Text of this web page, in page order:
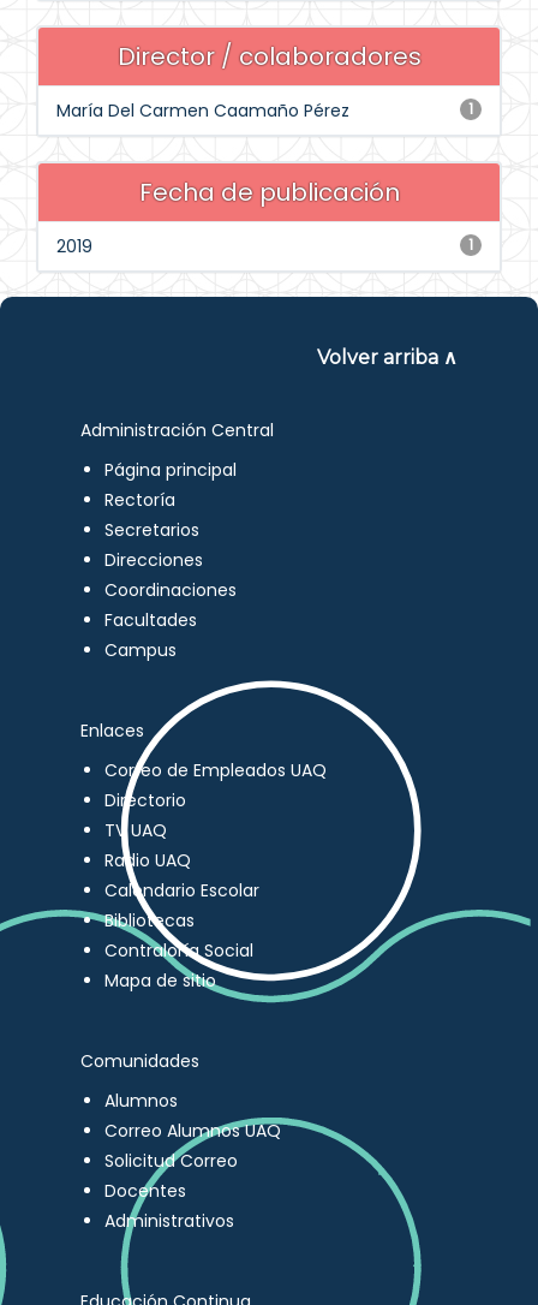
Director / colaboradores
1
María Del Carmen Caamaño Pérez
Fecha de publicación
1
2019
Volver arriba ∧
Administración Central
Página principal
Rectoría
Secretarios
Direcciones
Coordinaciones
Facultades
Campus
Enlaces
Correo de Empleados UAQ
Directorio
TV UAQ
Radio UAQ
Calendario Escolar
Bibliotecas
Contraloría Social
Mapa de sitio
Comunidades
Alumnos
Correo Alumnos UAQ
Solicitud Correo
Docentes
Administrativos